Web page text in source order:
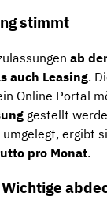
stimmt
ab
auch Leasing.
Online Portal
gestellt
ergibt
pro Monat.